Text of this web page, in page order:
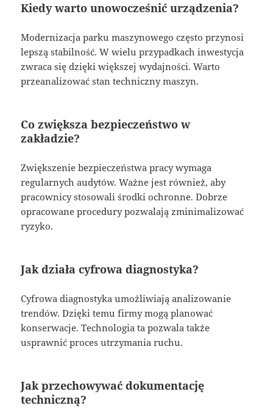
Kiedy warto unowocześnić urządzenia?
Modernizacja parku maszynowego często przynosi
lepszą stabilność. W wielu przypadkach inwestycja
zwraca się dzięki większej wydajności. Warto
przeanalizować stan techniczny maszyn.
Co zwiększa bezpieczeństwo w
zakładzie?
Zwiększenie bezpieczeństwa pracy wymaga
regularnych audytów. Ważne jest również, aby
pracownicy stosowali środki ochronne. Dobrze
opracowane procedury pozwalają zminimalizować
ryzyko.
Jak działa cyfrowa diagnostyka?
Cyfrowa diagnostyka umożliwiają analizowanie
trendów. Dzięki temu firmy mogą planować
konserwacje. Technologia ta pozwala także
usprawnić proces utrzymania ruchu.
Jak przechowywać dokumentację
techniczną?